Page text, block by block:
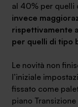
al 40% per quelli
invece
rispettivamente
per quelli di tipo
Le novità non
l’iniziale
fissato come
piano